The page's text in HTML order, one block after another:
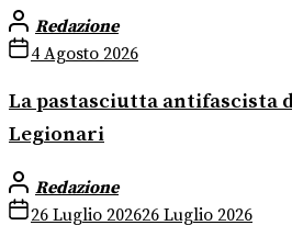
Redazione
4 Agosto 2026
La pastasciutta antifascista
Legionari
Redazione
26 Luglio 202626 Luglio 2026